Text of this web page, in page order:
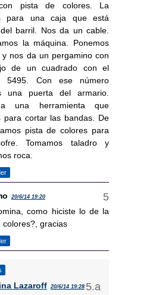
pista de colores. La
para una caja que está
barril. Nos da un cable.
la máquina. Ponemos
y nos da un pergamino con
de un cuadrado con el
5495. Con ese número
una puerta del armario.
una herramienta que
para cortar las bandas. De
pista de colores para
Tomamos taladro y
roca.
20/6/14 19:20
como hiciste lo de la
colores?, gracias
Lazaroff 20/6/14 19:28